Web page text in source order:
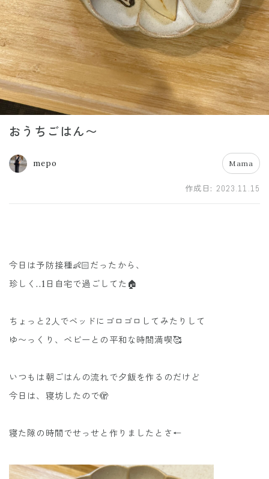
おうちごはん〜
mepo Mama
作成日: 2023.11.15
今日は予防接種👶🏻だったから、
珍しく..1日自宅で過ごしてた🏠
ちょっと2人でベッドにゴロゴロしてみたりして
ゆ〜っくり、ベビーとの平和な時間満喫🥰
いつもは朝ごはんの流れで夕飯を作るのだけど
今日は、寝坊したので🫣
寝た隙の時間でせっせと作りましたとさ←